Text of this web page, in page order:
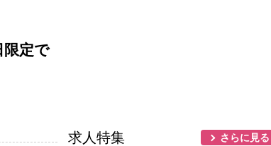
限定で
求人特集 さらに見る